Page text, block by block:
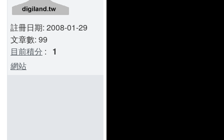
註冊日期: 2008-01-29
文章數: 99
目前積分 : 1
網站